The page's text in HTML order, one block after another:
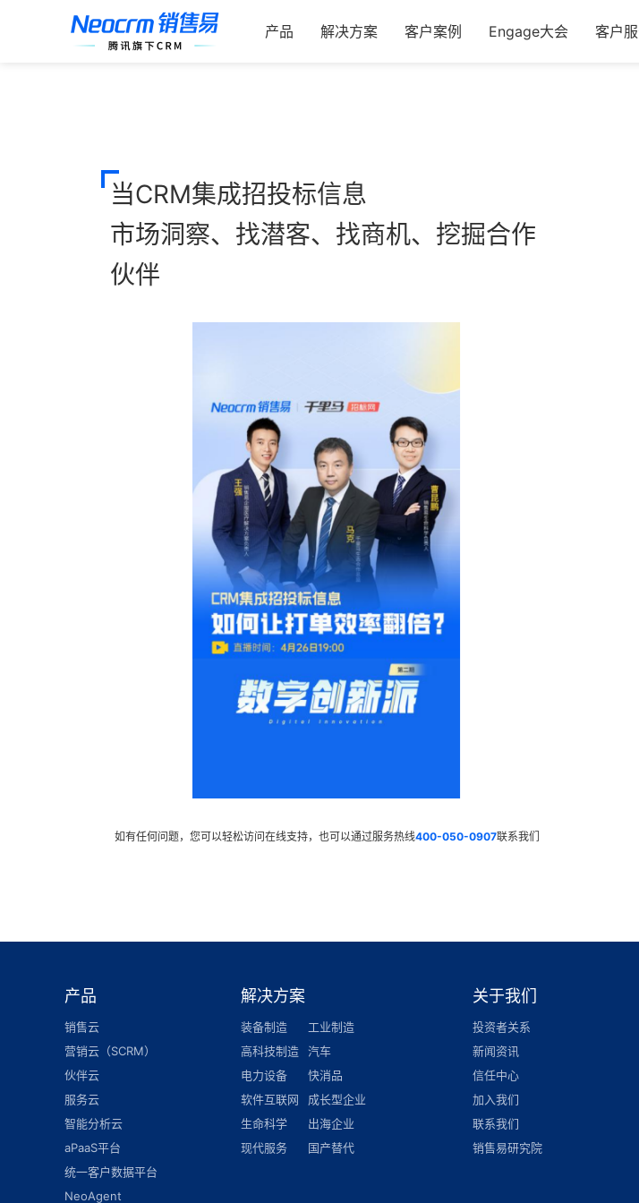
产品
解决方案 客户案例 Engage大会 客户
当CRM集成招投标信息
市场洞察、找潜客、找商机、挖掘合作
伙伴
如有任何问题，您可以轻松访问在线支持，也可以通过服务热线400-050-0907联系我们
产品
销售云
营销云（SCRM）
伙伴云
服务云
智能分析云
aPaaS平台
统一客户数据平台
NeoAgent
解决方案
装备制造
工业制造
高科技制造
汽车
电力设备
快消品
软件互联网
成长型企业
生命科学
出海企业
现代服务
国产替代
关于我们
投资者关系
新闻资讯
信任中心
加入我们
联系我们
销售易研究院